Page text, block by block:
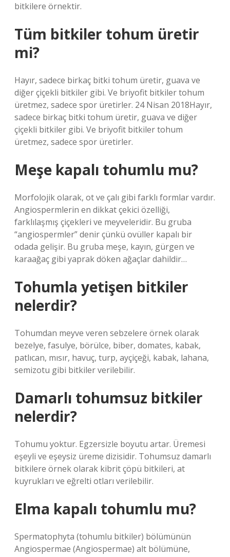
bitkilere örnektir.
Tüm bitkiler tohum üretir
mi?
Hayır, sadece birkaç bitki tohum üretir, guava ve
diğer çiçekli bitkiler gibi. Ve briyofit bitkiler tohum
üretmez, sadece spor üretirler. 24 Nisan 2018Hayır,
sadece birkaç bitki tohum üretir, guava ve diğer
çiçekli bitkiler gibi. Ve briyofit bitkiler tohum
üretmez, sadece spor üretirler.
Meşe kapalı tohumlu mu?
Morfolojik olarak, ot ve çalı gibi farklı formlar vardır.
Angiospermlerin en dikkat çekici özelliği,
farklılaşmış çiçekleri ve meyveleridir. Bu gruba
“angiospermler” denir çünkü ovüller kapalı bir
odada gelişir. Bu gruba meşe, kayın, gürgen ve
karaağaç gibi yaprak döken ağaçlar dahildir…
Tohumla yetişen bitkiler
nelerdir?
Tohumdan meyve veren sebzelere örnek olarak
bezelye, fasulye, börülce, biber, domates, kabak,
patlıcan, mısır, havuç, turp, ayçiçeği, kabak, lahana,
semizotu gibi bitkiler verilebilir.
Damarlı tohumsuz bitkiler
nelerdir?
Tohumu yoktur. Egzersizle boyutu artar. Üremesi
eşeyli ve eşeysiz üreme dizisidir. Tohumsuz damarlı
bitkilere örnek olarak kibrit çöpü bitkileri, at
kuyrukları ve eğrelti otları verilebilir.
Elma kapalı tohumlu mu?
Spermatophyta (tohumlu bitkiler) bölümünün
Angiospermae (Angiospermae) alt bölümüne,